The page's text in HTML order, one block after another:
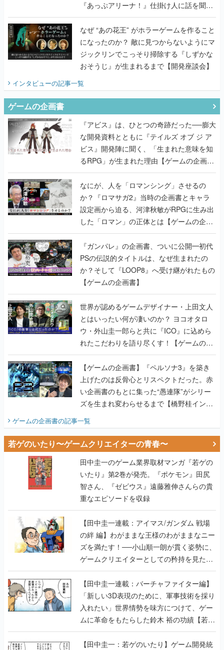
『あっぷアリーナ！』仕掛け人に話を聞い
てみた
なぜ “あの花王” がホラーゲームを作ること
になったのか？ 敵に見つからないようにマ
ジックリンでこっそり掃除する『しずかな
おそうじ』が生まれるまで【開発座談会】
インタビューの記事一覧
ゲームの企画書
『アビス』は、ひとつの奇跡だった──膨大
な開発資料とともに『テイルズ オブ ジ ア
ビス』開発陣に聞く、「生まれた意味を知
るRPG」が生まれた理由【ゲームの企画
書】
なにが、人を「ロマンシング」させるの
か？『ロマサガ2』当時の企画書とキャラ
設定画から迫る、河津秋敏がRPGに生み出
した「ロマン」の正体とは【ゲームの企画
書】
『ガンパレ』の企画書、ついに公開━初代
PSの伝説的タイトルは、なぜ生まれたの
か？そして『LOOP8』へ受け継がれたもの
【ゲームの企画書】
世界が認めるゲームデザイナー・上田文人
とはいったい何が凄いのか？ ヨコオタロ
ウ・外山圭一郎らと共に『ICO』に込めら
れたこだわりを語り尽くす！【ゲームの企
画書】
【ゲームの企画書】『ペルソナ3』を築き
上げたのは反骨心とリスペクトだった。赤
い企画書のもとに集った“愚連隊”がシリー
ズを生まれ変わらせるまで【橋野桂インタ
ゲームの企画書の記事一覧
若ゲのいたり〜ゲームクリエイターの青春〜
田中圭一のゲーム業界取材マンガ『若ゲの
いたり』第2巻が発売。『ポケモン』田尻
智さん、『ゼビウス』遠藤雅伸さんらの貴
重なエピソードを収録
【田中圭一連載：アイマス/ガンダム 戦場
の絆 編】わがままな王様のわがままなニー
ズを満たす！──小山順一朗が貫く姿勢に、
ゲームクリエイターとしての矜持を見た
【若ゲのいたり最終回】
【田中圭一連載：バーチャファイター編】
「新しい3D表現のために、軍事技術を採り
入れたい」世界情勢を味方につけて、ゲー
ムに革命をもたらした鈴木 裕の功績【若ゲ
のいたり】
【田中圭一：若ゲのいたり】ゲーム開発統